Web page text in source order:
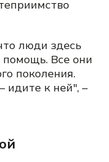
люди здесь
помощь. Все они
поколения.
идите к ней", –